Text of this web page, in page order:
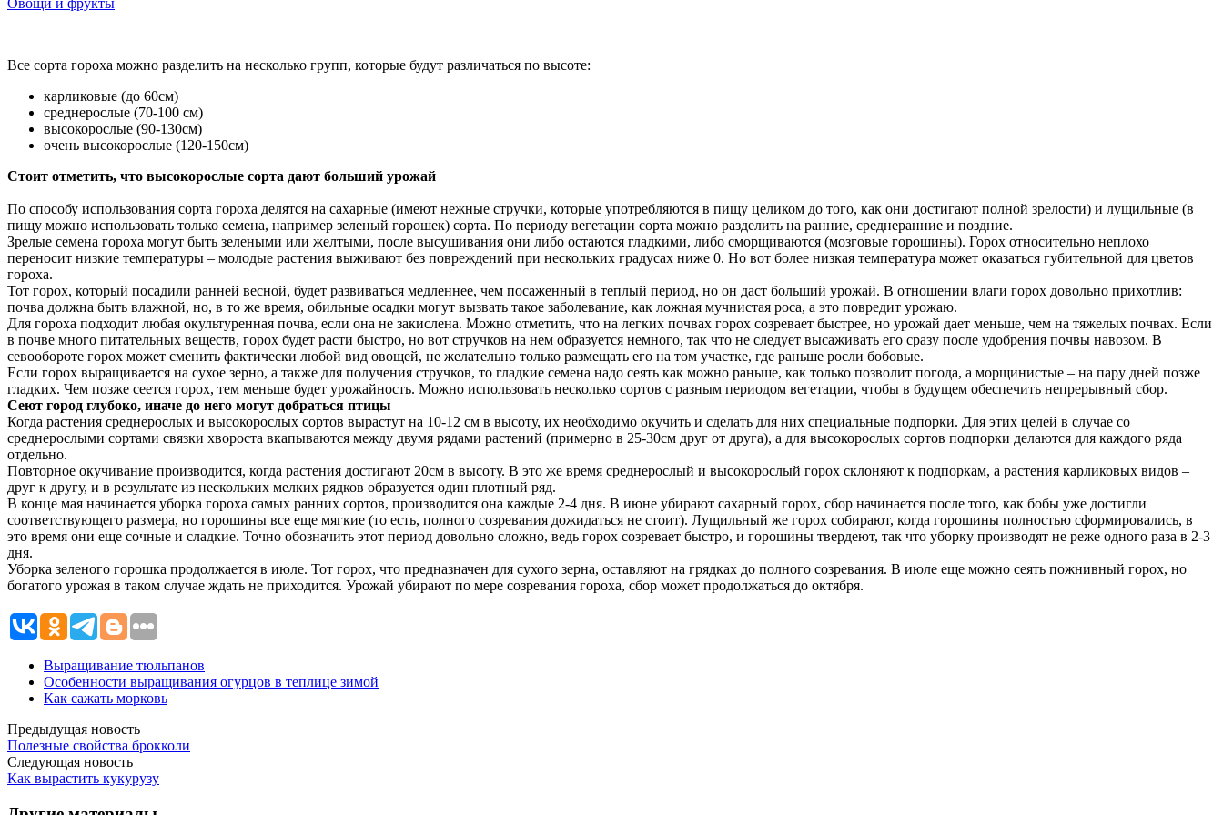
Все сорта гороха можно разделить на несколько групп, которые будут различаться по высоте:
карликовые (до 60см)
среднерослые (70-100 см)
высокорослые (90-130см)
очень высокорослые (120-150см)
Стоит отметить, что высокорослые сорта дают больший урожай
По способу использования сорта гороха делятся на сахарные (имеют нежные стручки, которые употребляются в пищу целиком до того, как они достигают полной зрелости) и лущильные (в
пищу можно использовать только семена, например зеленый горошек) сорта. По периоду вегетации сорта можно разделить на ранние, среднеранние и поздние.
Зрелые семена гороха могут быть зелеными или желтыми, после высушивания они либо остаются гладкими, либо сморщиваются (мозговые горошины). Горох относительно неплохо
переносит низкие температуры – молодые растения выживают без повреждений при нескольких градусах ниже 0. Но вот более низкая температура может оказаться губительной для цветов
гороха.
Тот горох, который посадили ранней весной, будет развиваться медленнее, чем посаженный в теплый период, но он даст больший урожай. В отношении влаги горох довольно прихотлив:
почва должна быть влажной, но, в то же время, обильные осадки могут вызвать такое заболевание, как ложная мучнистая роса, а это повредит урожаю.
Для гороха подходит любая окультуренная почва, если она не закислена. Можно отметить, что на легких почвах горох созревает быстрее, но урожай дает меньше, чем на тяжелых почвах. Если
в почве много питательных веществ, горох будет расти быстро, но вот стручков на нем образуется немного, так что не следует высаживать его сразу после удобрения почвы навозом. В
севообороте горох может сменить фактически любой вид овощей, не желательно только размещать его на том участке, где раньше росли бобовые.
Если горох выращивается на сухое зерно, а также для получения стручков, то гладкие семена надо сеять как можно раньше, как только позволит погода, а морщинистые – на пару дней позже
гладких. Чем позже сеется горох, тем меньше будет урожайность. Можно использовать несколько сортов с разным периодом вегетации, чтобы в будущем обеспечить непрерывный сбор.
Сеют город глубоко, иначе до него могут добраться птицы
Когда растения среднерослых и высокорослых сортов вырастут на 10-12 см в высоту, их необходимо окучить и сделать для них специальные подпорки. Для этих целей в случае со
среднерослыми сортами связки хвороста вкапываются между двумя рядами растений (примерно в 25-30см друг от друга), а для высокорослых сортов подпорки делаются для каждого ряда
отдельно.
Повторное окучивание производится, когда растения достигают 20см в высоту. В это же время среднерослый и высокорослый горох склоняют к подпоркам, а растения карликовых видов –
друг к другу, и в результате из нескольких мелких рядков образуется один плотный ряд.
В конце мая начинается уборка гороха самых ранних сортов, производится она каждые 2-4 дня. В июне убирают сахарный горох, сбор начинается после того, как бобы уже достигли
соответствующего размера, но горошины все еще мягкие (то есть, полного созревания дожидаться не стоит). Лущильный же горох собирают, когда горошины полностью сформировались, в
это время они еще сочные и сладкие. Точно обозначить этот период довольно сложно, ведь горох созревает быстро, и горошины твердеют, так что уборку производят не реже одного раза в 2-3
дня.
Уборка зеленого горошка продолжается в июле. Тот горох, что предназначен для сухого зерна, оставляют на грядках до полного созревания. В июле еще можно сеять пожнивный горох, но
богатого урожая в таком случае ждать не приходится. Урожай убирают по мере созревания гороха, сбор может продолжаться до октября.
Выращивание тюльпанов
Особенности выращивания огурцов в теплице зимой
Как сажать морковь
Предыдущая новость
Полезные свойства брокколи
Следующая новость
Как вырастить кукурузу